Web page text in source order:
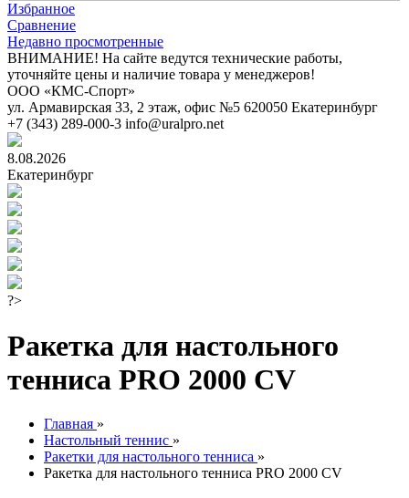
Избранное
Сравнение
Недавно просмотренные
ВНИМАНИЕ! На сайте ведутся технические работы,
уточняйте цены и наличие товара у менеджеров!
ООО «КМС-Спорт»
ул. Армавирская 33, 2 этаж, офис №5 620050 Екатеринбург
+7 (343) 289-000-3 info@uralpro.net
8.08.2026
Екатеринбург
?>
Ракетка для настольного
тенниса PRO 2000 CV
Главная »
Настольный теннис »
Ракетки для настольного тенниса »
Ракетка для настольного тенниса PRO 2000 CV